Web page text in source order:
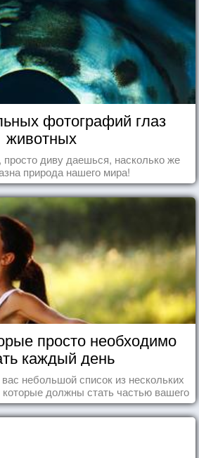
фотографий глаз
животных
диву даешься, насколько же
природа нашего мира!
просто необходимо
каждый день
небольшой список из нескольких
должны стать частью вашего
дня.